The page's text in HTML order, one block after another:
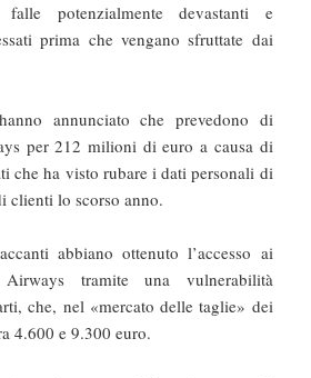
potenzialmente devastanti e
prima che vengano sfruttate dai
annunciato che prevedono di
per 212 milioni di euro a causa di
che ha visto rubare i dati personali di
clienti lo scorso anno.
abbiano ottenuto l’accesso ai
tramite una vulnerabilità
che, nel «mercato delle taglie» dei
4.600 e 9.300 euro.